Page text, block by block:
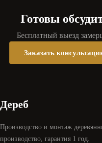
Готовы
Бесплатный выезд
Заказать
Дереб
Производство и монтаж
производство, гарантия 1 год.